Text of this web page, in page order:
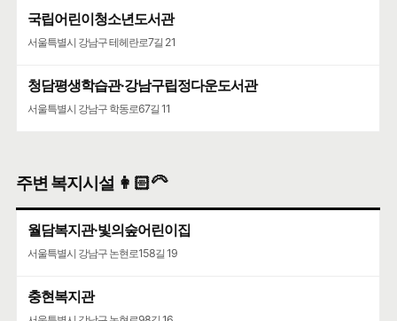
국립어린이청소년도서관
서울특별시 강남구 테헤란로7길 21
청담평생학습관·강남구립정다운도서관
서울특별시 강남구 학동로67길 11
주변 복지시설 👩🏻‍🦳
월담복지관·빛의숲어린이집
서울특별시 강남구 논현로158길 19
충현복지관